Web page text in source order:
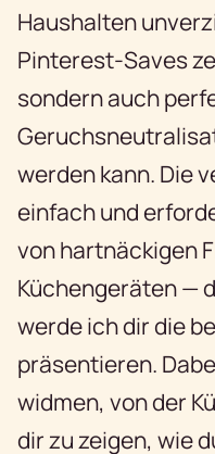
Haushalten
Pinterest-Saves
sondern auch
werden kann. Die
einfach und
von hartnäckigen
Küchengeräten —
werde ich dir die
präsentieren.
widmen, von der
dir zu zeigen, wie